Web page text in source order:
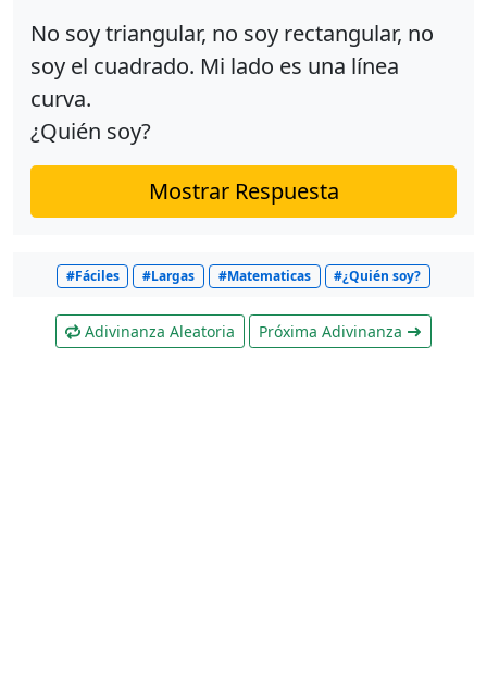
No soy triangular, no soy rectangular, no
soy el cuadrado. Mi lado es una línea
curva.
¿Quién soy?
Mostrar Respuesta
#Fáciles #Largas #Matematicas #¿Quién soy?
Adivinanza Aleatoria Próxima Adivinanza